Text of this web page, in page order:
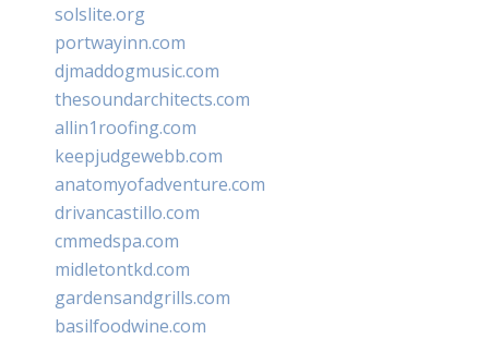
solslite.org
portwayinn.com
djmaddogmusic.com
thesoundarchitects.com
allin1roofing.com
keepjudgewebb.com
anatomyofadventure.com
drivancastillo.com
cmmedspa.com
midletontkd.com
gardensandgrills.com
basilfoodwine.com